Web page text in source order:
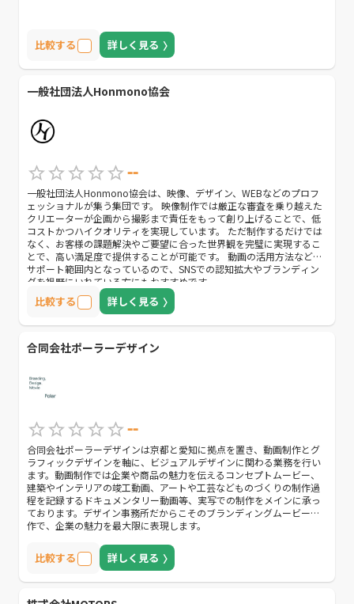
比較する 詳しく見る
一般社団法人Honmono協会
--
一般社団法人Honmono協会は、映像、デザイン、WEBなどのプロフ
ェッショナルが集う集団です。 映像制作では厳正な審査を乗り越えた
クリエーターが企画から撮影まで責任をもって創り上げることで、低
コストかつハイクオリティを実現しています。 ただ制作するだけでは
なく、お客様の課題解決やご要望に合った世界観を完璧に実現するこ
とで、高い満足度で提供することが可能です。 動画の活用方法なども
サポート範囲内となっているので、SNSでの認知拡大やブランディン
グを視野にいれている方にもおすすめです。
比較する 詳しく見る
合同会社ポーラーデザイン
--
合同会社ポーラーデザインは京都と愛知に拠点を置き、動画制作とグ
ラフィックデザインを軸に、ビジュアルデザインに関わる業務を行い
ます。動画制作では企業や商品の魅力を伝えるコンセプトムービー、
建築やインテリアの竣工動画、アートや工芸などものづくりの制作過
程を記録するドキュメンタリー動画等、実写での制作をメインに承っ
ております。デザイン事務所だからこそのブランディングムービー制
作で、企業の魅力を最大限に表現します。
比較する 詳しく見る